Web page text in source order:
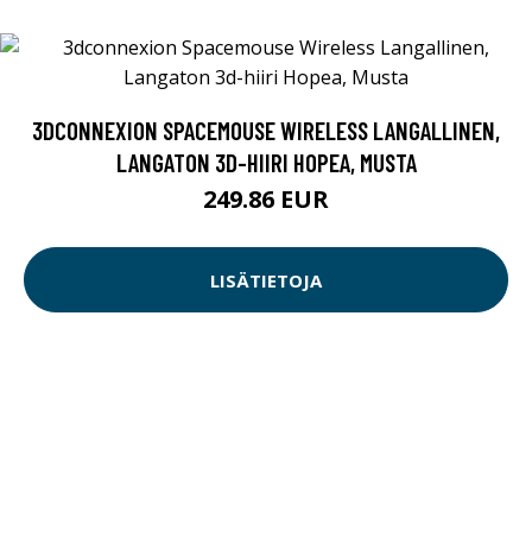
3DCONNEXION SPACEMOUSE WIRELESS LANGALLINEN,
LANGATON 3D-HIIRI HOPEA, MUSTA
249.86 EUR
LISÄTIETOJA